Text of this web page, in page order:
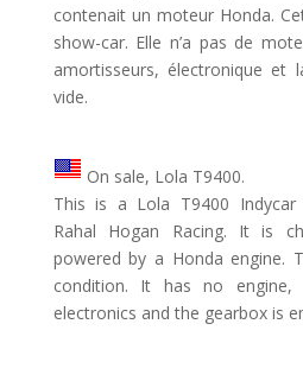
contenait un moteur Honda.
show-car. Elle n’a pas de
amortisseurs, électronique et
vide.
On sale, Lola T9400.
This is a Lola T9400 Indycar
Rahal Hogan Racing. It is
powered by a Honda engine.
condition. It has no engine,
electronics and the gearbox is